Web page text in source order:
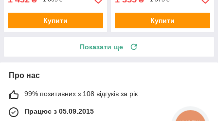
Купити Купити
Показати ще
Про нас
99% позитивних з 108 відгуків за рік
Працює з 05.09.2015